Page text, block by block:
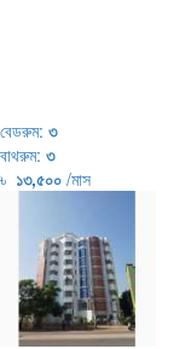
বেডরুম: ৩
বাথরুম: ৩
৳ ১৩,৫০০ /মাস